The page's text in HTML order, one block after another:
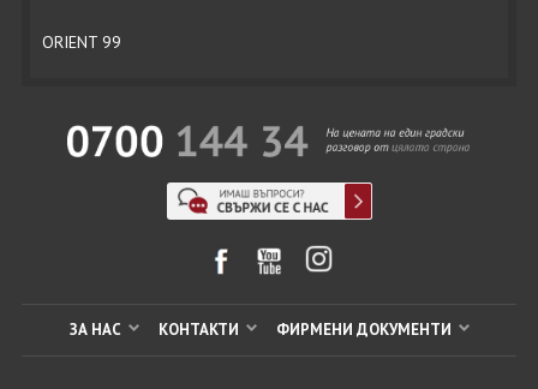
ORIENT 99
ЗА НАС КОНТАКТИ ФИРМЕНИ ДОКУМЕНТИ